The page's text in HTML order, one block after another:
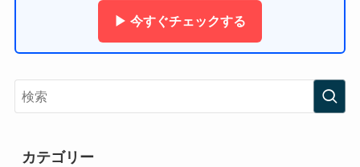
▶ 今すぐチェックする
カテゴリー